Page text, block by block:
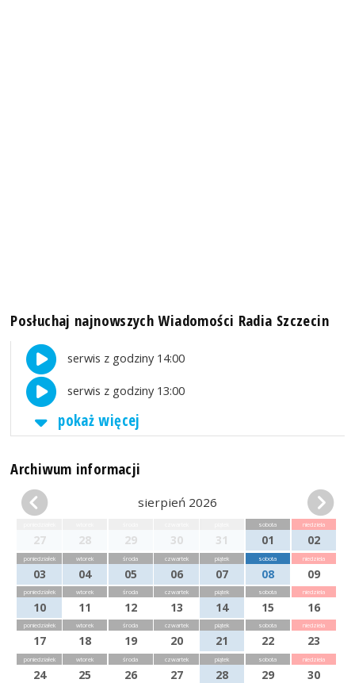
Posłuchaj najnowszych Wiadomości Radia Szczecin
serwis z godziny 14:00
serwis z godziny 13:00
pokaż więcej
Archiwum informacji
sierpień 2026
27 28 29 30 31
sobota
01
niedziela
02
poniedziałek
03
wtorek
04
środa
05
czwartek
06
piątek
07
sobota
08
niedziela
09
poniedziałek
10
wtorek
11
środa
12
czwartek
13
piątek
14
sobota
15
niedziela
16
poniedziałek
17
wtorek
18
środa
19
czwartek
20
piątek
21
sobota
22
niedziela
23
poniedziałek
24
wtorek
25
środa
26
czwartek
27
piątek
28
sobota
29
niedziela
30